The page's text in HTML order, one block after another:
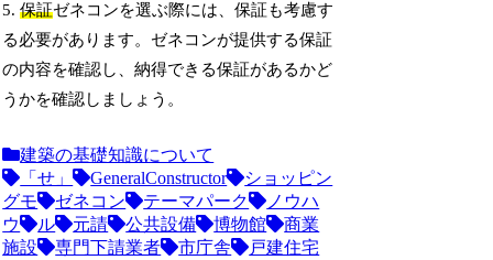
5.保証ゼネコンを選ぶ際には、保証も考慮す
る必要があります。ゼネコンが提供する保証
の内容を確認し、納得できる保証があるかど
うかを確認しましょう。
建築の基礎知識について
「せ」
GeneralConstructor
ショッピン
グモ
ゼネコン テーマパーク
ノウハ
ウ
ル 元請 公共設備 博物館
商業
施設
専門下請業者 市庁舎
戸建住宅